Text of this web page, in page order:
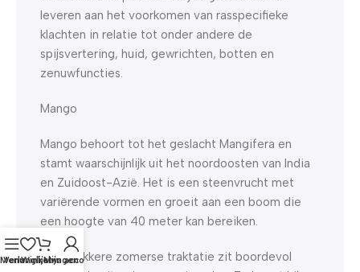
leveren aan het voorkomen van rasspecifieke
klachten in relatie tot onder andere de
spijsvertering, huid, gewrichten, botten en
zenuwfuncties.
Mango
Mango behoort tot het geslacht Mangifera en
stamt waarschijnlijk uit het noordoosten van India
en Zuidoost-Azië. Het is een steenvrucht met
variërende vormen en groeit aan een boom die
een hoogte van 40 meter kan bereiken.
Deze lekkere zomerse traktatie zit boordevol
Menu
Verlanglijst
Winkelwagen
Mijn account